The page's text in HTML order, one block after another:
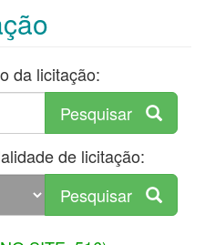
da licitação:
Pesquisar
de licitação:
Pesquisar